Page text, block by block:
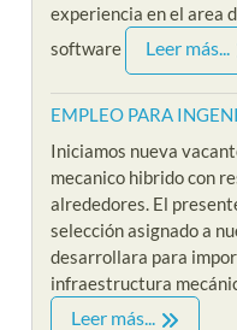
experiencia en el area
software
Leer más...
EMPLEO PARA
Iniciamos nueva
mecanico hibrido con
alrededores. El
selección asignado a
desarrollara para
infraestructura
Leer más...